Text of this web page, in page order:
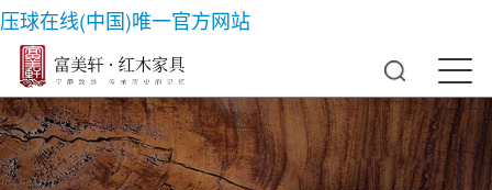
压球在线(中国)唯一官方网站